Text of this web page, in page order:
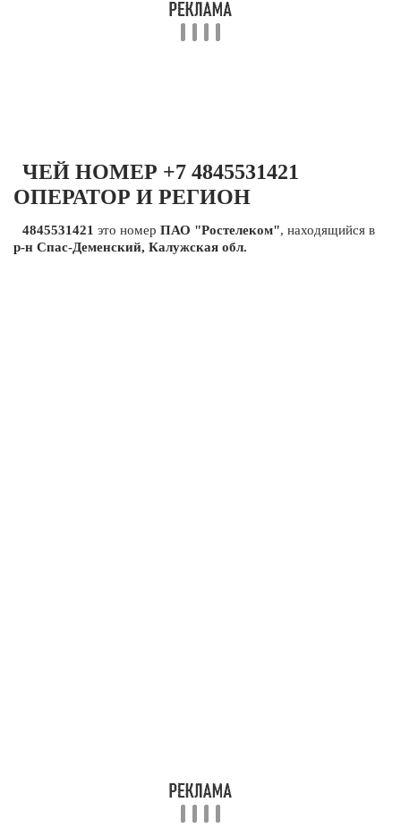
ЧЕЙ НОМЕР +7 4845531421
ОПЕРАТОР И РЕГИОН
4845531421 это номер ПАО "Ростелеком", находящийся в
р-н Спас-Деменский, Калужская обл.